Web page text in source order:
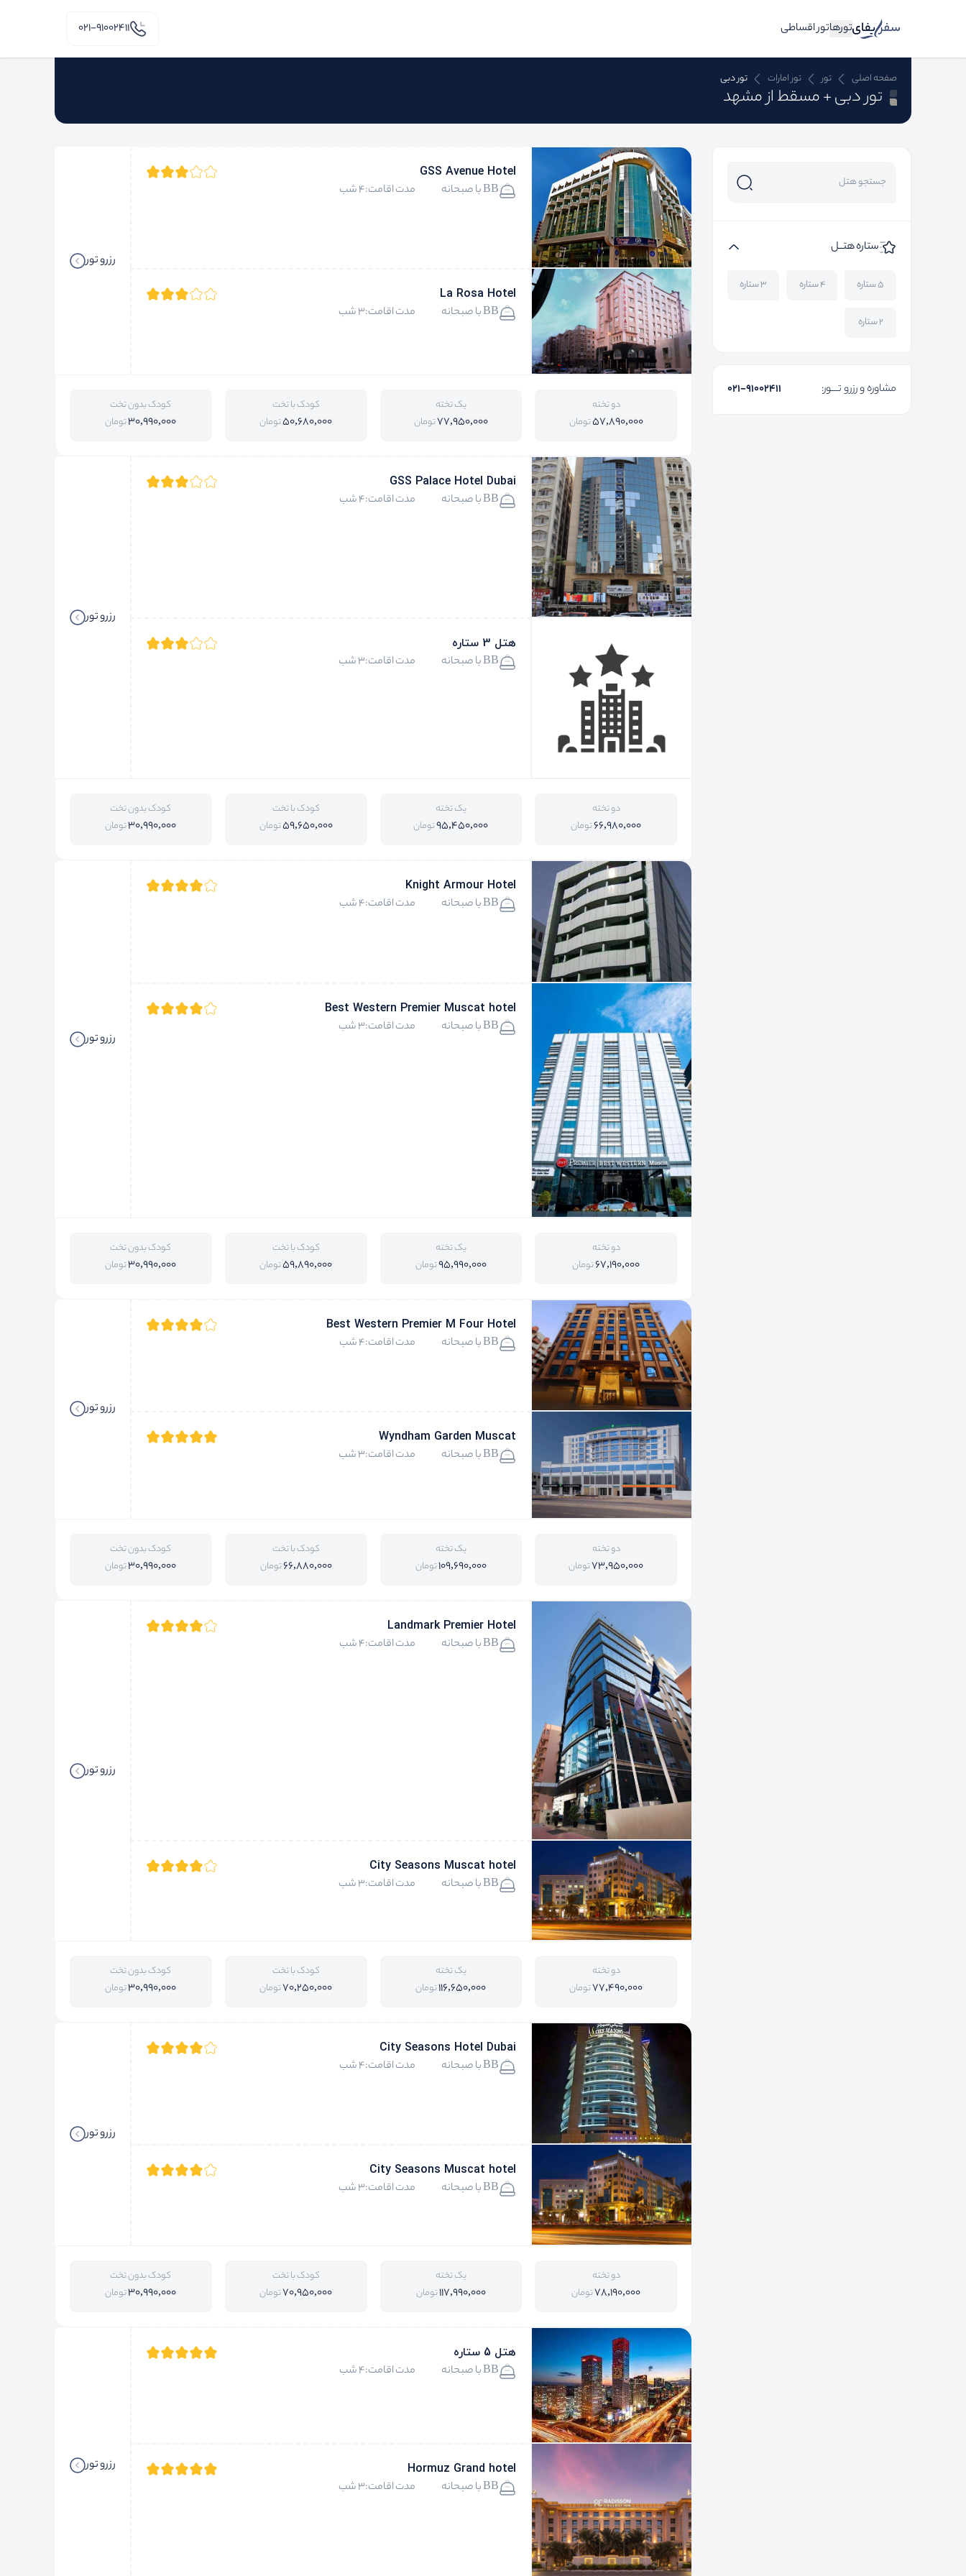
تورهاتور اقساطی ۰۲۱-91002411
صفحه اصلی تور تور امارات تور دبی
تور دبی + مسقط از مشهد
ستاره هتــل
۵ ستاره ۴ ستاره ۳ ستاره
۲ ستاره
مشاوره و رزرو تـــور: ۰۲۱-91002411
GSS Avenue Hotel
BB با صبحانه مدت اقامت:4 شب
La Rosa Hotel
BB با صبحانه مدت اقامت:3 شب
رزرو تور
دو تخته
57,890,000تومان
یک تخته
77,950,000تومان
کودک با تخت
50,680,000تومان
کودک بدون تخت
30,990,000تومان
GSS Palace Hotel Dubai
BB با صبحانه مدت اقامت:4 شب
هتل 3 ستاره
BB با صبحانه مدت اقامت:3 شب
رزرو تور
دو تخته
66,980,000تومان
یک تخته
95,450,000تومان
کودک با تخت
59,650,000تومان
کودک بدون تخت
30,990,000تومان
Knight Armour Hotel
BB با صبحانه مدت اقامت:4 شب
Best Western Premier Muscat hotel
BB با صبحانه مدت اقامت:3 شب
رزرو تور
دو تخته
67,190,000تومان
یک تخته
95,990,000تومان
کودک با تخت
59,890,000تومان
کودک بدون تخت
30,990,000تومان
Best Western Premier M Four Hotel
BB با صبحانه مدت اقامت:4 شب
Wyndham Garden Muscat
BB با صبحانه مدت اقامت:3 شب
رزرو تور
دو تخته
73,950,000تومان
یک تخته
109,690,000تومان
کودک با تخت
66,880,000تومان
کودک بدون تخت
30,990,000تومان
Landmark Premier Hotel
BB با صبحانه مدت اقامت:4 شب
City Seasons Muscat hotel
BB با صبحانه مدت اقامت:3 شب
رزرو تور
دو تخته
77,490,000تومان
یک تخته
116,650,000تومان
کودک با تخت
70,250,000تومان
کودک بدون تخت
30,990,000تومان
City Seasons Hotel Dubai
BB با صبحانه مدت اقامت:4 شب
City Seasons Muscat hotel
BB با صبحانه مدت اقامت:3 شب
رزرو تور
دو تخته
78,190,000تومان
یک تخته
117,990,000تومان
کودک با تخت
70,950,000تومان
کودک بدون تخت
30,990,000تومان
هتل 5 ستاره
BB با صبحانه مدت اقامت:4 شب
Hormuz Grand hotel
BB با صبحانه مدت اقامت:3 شب
رزرو تور